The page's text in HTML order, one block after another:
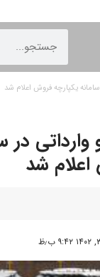
وارداتی
شد